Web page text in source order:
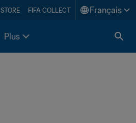
FIFA COLLECT Français
Plus